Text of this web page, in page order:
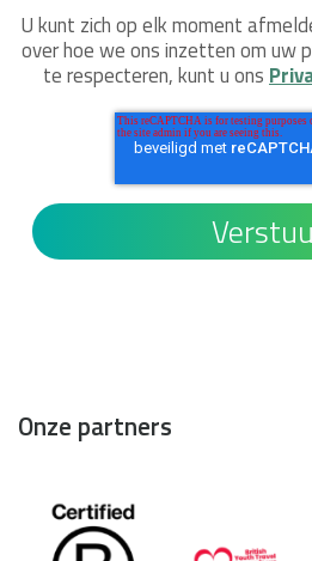
U kunt zich op elk moment
over hoe we ons inzetten om uw
te respecteren, kunt u ons
Onze partners